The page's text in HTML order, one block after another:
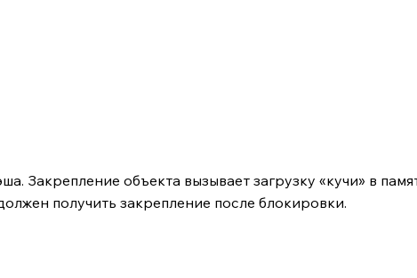
Закрепление объекта вызывает загрузку «кучи» в
получить закрепление после блокировки.